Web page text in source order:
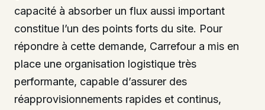
capacité à absorber un flux aussi important
constitue l’un des points forts du site. Pour
répondre à cette demande, Carrefour a mis en
place une organisation logistique très
performante, capable d’assurer des
réapprovisionnements rapides et continus,